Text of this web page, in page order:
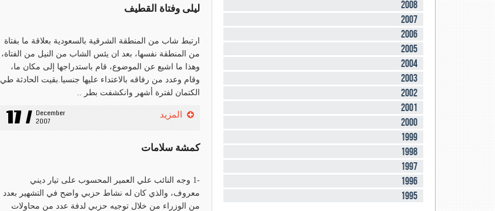
ليلى وفتاة القطيف
ارتبط شاب من المنطقة الشرقية بالسعودية بعلاقة ما بفتاة
من المنطقة نفسها، بعد ان يئس الشاب من النيل من الفتاة،
وهذا ما اشيع عن الموضوع، قام باستدراجها إلى مكان ما،
وقام وعدد من رفاقه بالاعتداء عليها جنسيا.بقيت الحادثة طي
الكتمان لفترة أشهر وانكشفت بطر ..
17 / December
2007
المزيد
كمشة سلامات
-1 وجه النائب علي العمير المحسوب على تيار ديني
معروف، والذي كان له نشاط حزبي واضح في التشهير بعدد
من الوزراء من خلال توجيه حزبي لدفة عدد من محاولات
2008
2007
2006
2005
2004
2003
2002
2001
2000
1999
1998
1997
1996
1995